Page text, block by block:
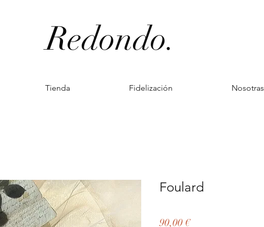
Redondo.
Tienda Fidelización Nosotras
Foulard
90,00 €Precio